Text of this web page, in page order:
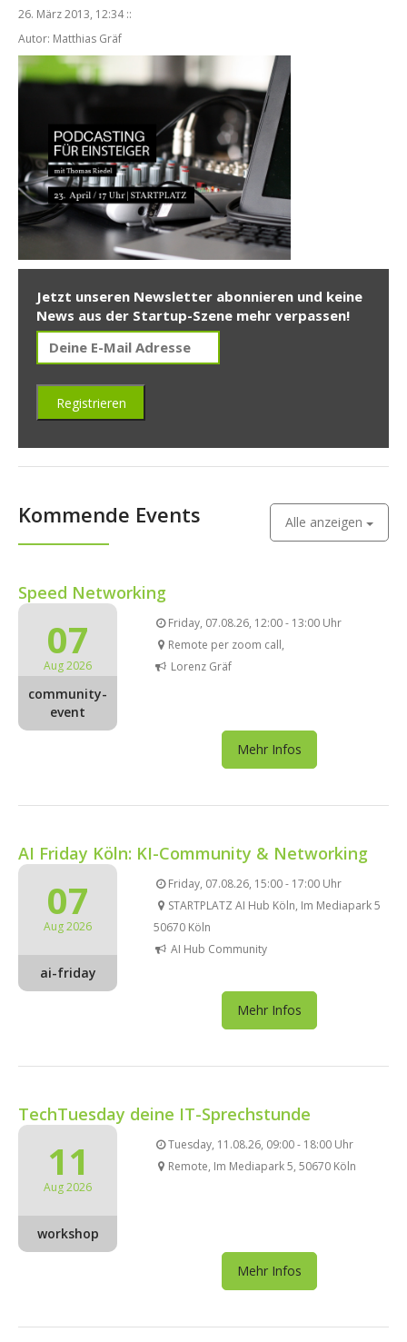
26. März 2013, 12:34 ::
Autor: Matthias Gräf
Jetzt unseren Newsletter abonnieren und keine
News aus der Startup-Szene mehr verpassen!
Kommende Events Alle anzeigen
Speed Networking
07
Aug 2026
community-
event
Friday, 07.08.26, 12:00 - 13:00 Uhr
Remote per zoom call,
Lorenz Gräf
Mehr Infos
AI Friday Köln: KI-Community & Networking
07
Aug 2026
ai-friday
Friday, 07.08.26, 15:00 - 17:00 Uhr
STARTPLATZ AI Hub Köln, Im Mediapark 5
50670 Köln
AI Hub Community
Mehr Infos
TechTuesday deine IT-Sprechstunde
11
Aug 2026
workshop
Tuesday, 11.08.26, 09:00 - 18:00 Uhr
Remote, Im Mediapark 5, 50670 Köln
Mehr Infos